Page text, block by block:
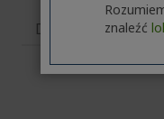
Dane techniczne
znaleźć